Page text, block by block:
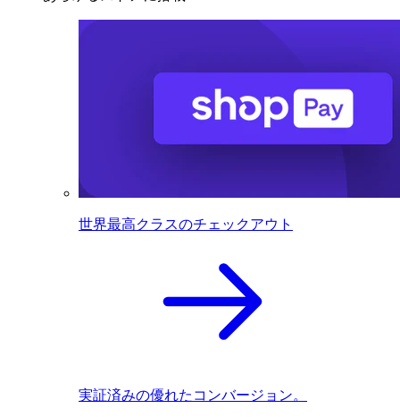
世界最高クラスのチェックアウト
実証済みの優れたコンバージョン。